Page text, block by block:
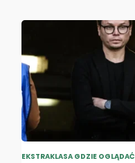
EKSTRAKLASA GDZIE OGLĄDAĆ